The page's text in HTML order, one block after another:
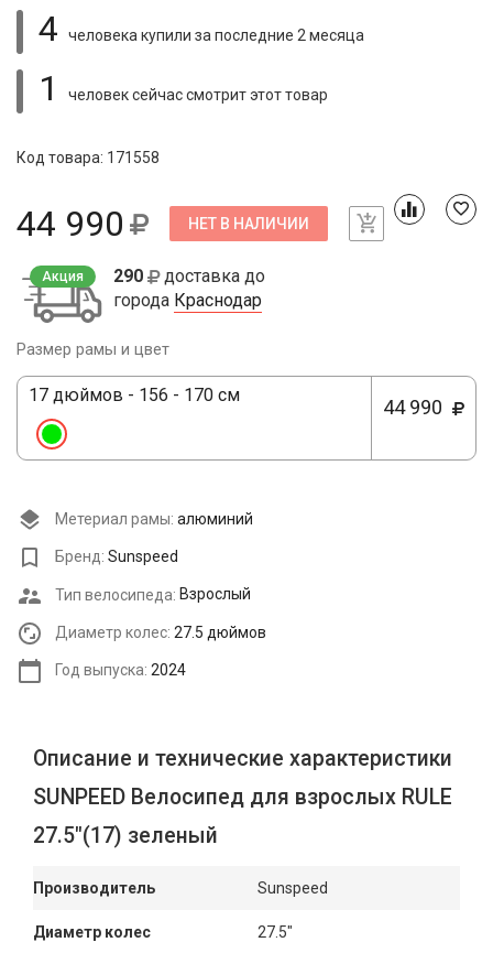
4 человека купили за последние 2 месяца
1 человек сейчас смотритэтот товар
Код товара: 171558
44 990 НЕТ В НАЛИЧИИ
Акция 290
доставка до
города Краснодар
Размер рамы и цвет
17 дюймов - 156 - 170 см
44 990
Метериал рамы: алюминий
Бренд: Sunspeed
Тип велосипеда: Взрослый
Диаметр колес: 27.5 дюймов
Год выпуска: 2024
Описание и технические характеристики
SUNPEED Велосипед для взрослых RULE
27.5"(17) зеленый
Производитель Sunspeed
Диаметр колес 27.5"